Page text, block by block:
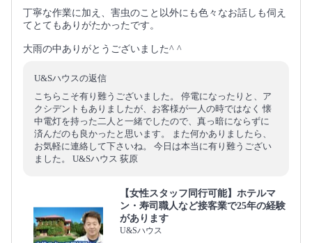
丁寧な作業に加え、害虫のこと以外にも色々なお話しも伺え
てとてもありがたかったです。
大雨の中ありがとうございました^ ^
U&Sハウスの返信
こちらこそ有り難うございました。 停電になったりと、ア
クシデントもありましたが、お客様が一人の時ではなく 懐
中電灯を持った二人と一緒でしたので、真っ暗にならずに
済んだのも良かったと思います。 また何かありましたら、
お気軽に連絡して下さいね。 今日は本当に有り難うござい
ました。 U&Sハウス 荻原
【女性スタッフ同行可能】ホテルマ
ン・寿司職人など接客業で25年の経験
があります
U&Sハウス